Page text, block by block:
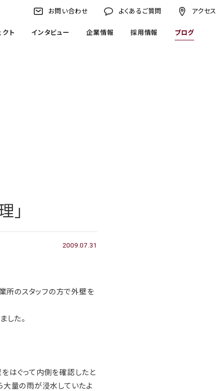
ト インタビュー 企業情報 採用情報 ブログ
お問い合わせ よくあるご質問 アクセス
」
2009.07.31
所のスタッフの方で外壁を
した。
はぐって内側を確認したと
大量の雨が浸水していたよ